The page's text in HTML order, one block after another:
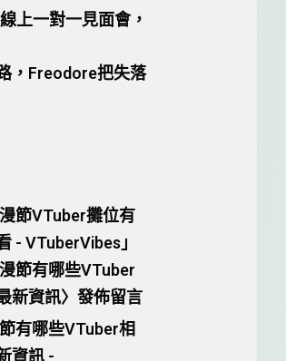
上一對一見面會，
，Freodore把失落
節VTuber攤位有
- VTuberVibes」
節有哪些VTuber
新資訊〉發佈留言
有哪些VTuber相